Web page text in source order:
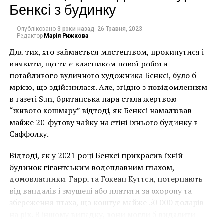
Архитектурная инсталляция гармонично
вписывается в интерактивную концепцию
Третьяковки, в рамках которой посетители музея из
пассивных зрителей превращаются в активных
участников действия: они могут обмениваться
мнениями, идеями, участвовать в работе
творческих мастерских.
«В мировой практике музеи и галереи уже давно
переросли привычный для нашей страны формат –
теперь это публичные пространства,
привлекательные не только своей основной
приходить с разными целями: чтобы послушать
лекцию или поучаствовать в мастер-классе, купить
книги, провести время с ребенком и даже
встретиться с друзьями за чашкой кофе.
Бенксі з будинку
Опубліковано 3 роки назад 26 Травня, 2023
Редактор Марія Рижкова
Для тих, хто займається мистецтвом, прокинутися і
виявити, що ти є власником нової роботи
потайливого вуличного художника Бенксі, було б
мрією, що здійснилася. Але, згідно з повідомленням
в газеті Sun, британська пара стала жертвою
“живого кошмару” відтоді, як Бенксі намалював
майже 20-футову чайку на стіні їхнього будинку в
Саффолку.
Відтоді, як у 2021 році Бенксі прикрасив їхній
будинок гігантським водоплавним птахом,
домовласники, Гаррі та Гокеан Куттси, потерпають
від вандалів і змушені або платити за охорону та
збереження птаха, що коштує майже 50 000 доларів